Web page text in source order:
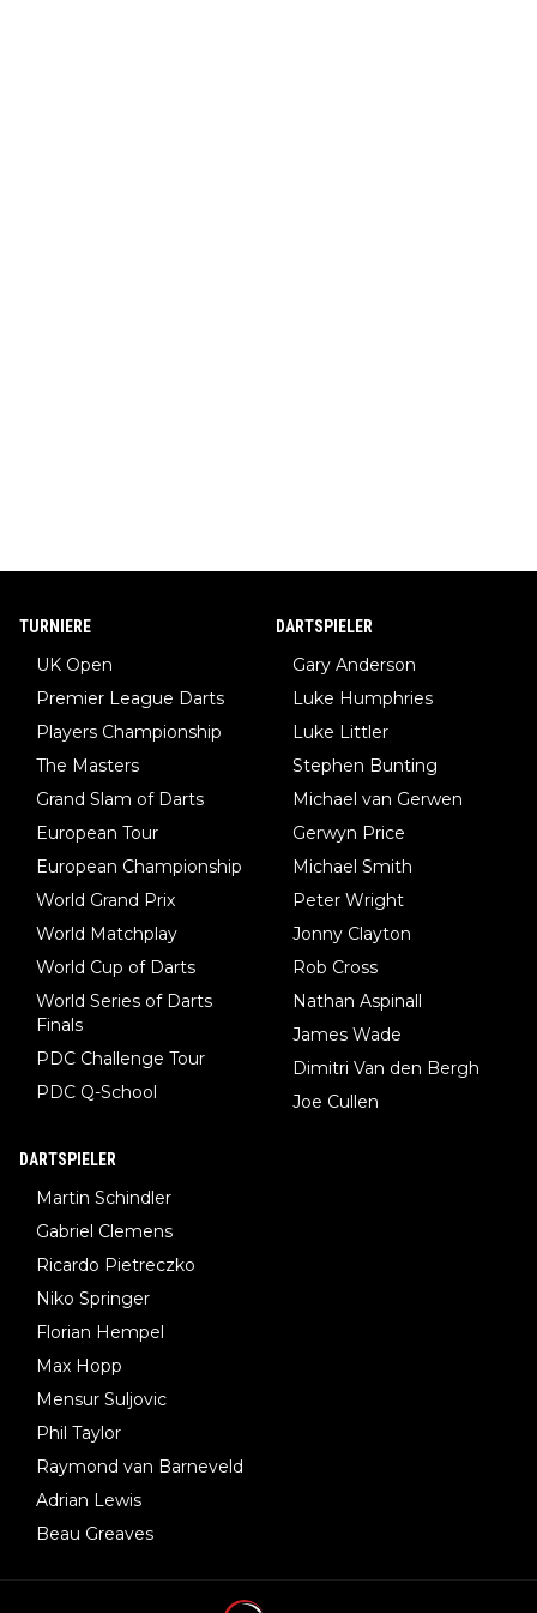
TURNIERE
UK Open
Premier League Darts
Players Championship
The Masters
Grand Slam of Darts
European Tour
European Championship
World Grand Prix
World Matchplay
World Cup of Darts
World Series of Darts
Finals
PDC Challenge Tour
PDC Q-School
DARTSPIELER
Gary Anderson
Luke Humphries
Luke Littler
Stephen Bunting
Michael van Gerwen
Gerwyn Price
Michael Smith
Peter Wright
Jonny Clayton
Rob Cross
Nathan Aspinall
James Wade
Dimitri Van den Bergh
Joe Cullen
DARTSPIELER
Martin Schindler
Gabriel Clemens
Ricardo Pietreczko
Niko Springer
Florian Hempel
Max Hopp
Mensur Suljovic
Phil Taylor
Raymond van Barneveld
Adrian Lewis
Beau Greaves